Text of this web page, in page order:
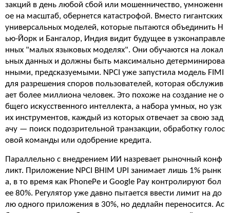
закций в день любой сбой или мошенничество, умноженн
ое на масштаб, обернется катастрофой. Вместо гигантских
универсальных моделей, которые пытаются объединить Н
ью-Йорк и Бангалор, Индия видит будущее в узконаправле
нных "малых языковых моделях". Они обучаются на локал
ьных данных и должны быть максимально детерминирова
нными, предсказуемыми. NPCI уже запустила модель FIMI
для разрешения споров пользователей, которая обслужив
ает более миллиона человек. Это похоже на создание не о
бщего искусственного интеллекта, а набора умных, но узк
их инструментов, каждый из которых отвечает за свою зад
ачу — поиск подозрительной транзакции, обработку голос
овой команды или одобрение кредита.
Параллельно с внедрением ИИ назревает рыночный конф
ликт. Приложение NPCI BHIM UPI занимает лишь 1% рынк
а, в то время как PhonePe и Google Pay контролируют бол
ее 80%. Регулятор уже давно пытается ввести лимит на до
лю одного приложения в 30%, но дедлайн переносится. Ас